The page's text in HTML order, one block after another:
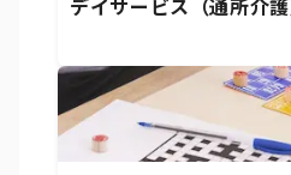
デイサービス（通所介護